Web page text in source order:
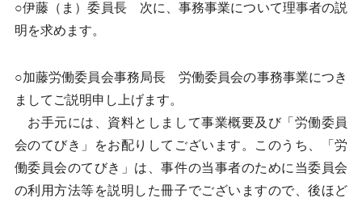
○伊藤（ま）委員長 次に、事務事業について理事者の説
明を求めます。
○加藤労働委員会事務局長 労働委員会の事務事業につき
ましてご説明申し上げます。
お手元には、資料としまして事業概要及び「労働委員
会のてびき」をお配りしてございます。このうち、「労
働委員会のてびき」は、事件の当事者のために当委員会
の利用方法等を説明した冊子でございますので、後ほど